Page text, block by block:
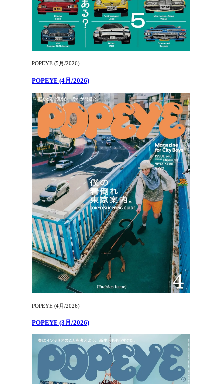
POPEYE (5月/2026)
POPEYE (4月/2026)
POPEYE (4月/2026)
POPEYE (3月/2026)